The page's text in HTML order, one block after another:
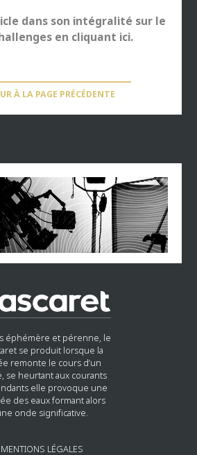
dans son intégralité sur le
en cliquant ici.
À LA PAGE PRÉCÉDENTE
éphémère et pérenne, le
se produit lorsque la
remonte le cours d’un
se heurtant aux courants
elle provoque une
des eaux formant alors
onde significative.
MENTIONS LÉGALES